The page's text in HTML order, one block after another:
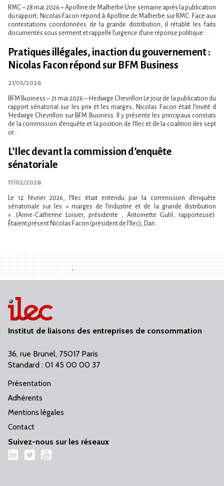
RMC – 28 mai 2026 – Apolline de Malherbe Une semaine après la publication
du rapport, Nicolas Facon répond à Apolline de Malherbe sur RMC. Face aux
contestations coordonnées de la grande distribution, il rétablit les faits
documentés sous serment et rappelle l​‌’urgence d​‌’une réponse politique :...
Pratiques illégales, inaction du gouvernement :
Nicolas Facon répond sur BFM Business
21/05/2026
BFM Business – 21 mai 2026 – Hedwige Chevrillon Le jour de la publication du
rapport sénatorial sur les prix et les marges, Nicolas Facon était l​‌’invité d​
‌’Hedwige Chevrillon sur BFM Business. Il y présente les principaux constats
de la commission d​‌’enquête et la position de l​‌’Ilec et de la coalition des sept
or...
L’Ilec devant la commission d’enquête
sénatoriale
17/02/2026
Le 12 février 2026, l’Ilec était entendu par la commission d’enquête
sénatoriale sur les « marges de l​‌’industrie et de la grande distribution
». (Anne-Catherine Loisier, présidente ; Antoinette Guhl, rapporteuse).
Étaient présent Nicolas Facon (président de l’Ilec), Dan...
Institut de liaisons des entreprises de consommation
36, rue Brunel, 75017 Paris
Standard : 01 45 00 00 37
Présentation
Adhérents
Mentions légales
Contact
Suivez-nous sur les réseaux
LinkedIn
TwitterYouTube